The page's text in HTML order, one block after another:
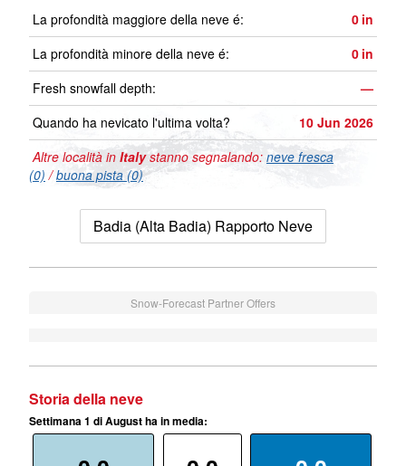
La profondità maggiore della neve é: 0 in
La profondità minore della neve é:
0 in
Fresh snowfall depth:
—
Quando ha nevicato l'ultima volta?
10 Jun 2026
Altre località in Italystanno segnalando: neve fresca
(0) /buona pista (0)
Badia (Alta Badia) Rapporto Neve
Snow-Forecast Partner Offers
Storia della neve
Settimana 1 di August ha in media: